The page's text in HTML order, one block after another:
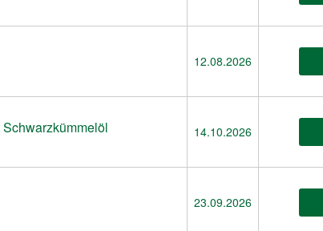
12.08.2026
14.10.2026
23.09.2026